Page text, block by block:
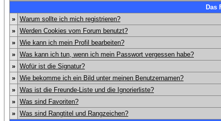
Das
» Warum sollte ich mich registrieren?
» Werden Cookies vom Forum benutzt?
» Wie kann ich mein Profil bearbeiten?
» Was kann ich tun, wenn ich mein Passwort vergessen habe?
» Wofür ist die Signatur?
» Wie bekomme ich ein Bild unter meinen Benutzernamen?
» Was ist die Freunde-Liste und die Ignorierliste?
» Was sind Favoriten?
» Was sind Rangtitel und Rangzeichen?